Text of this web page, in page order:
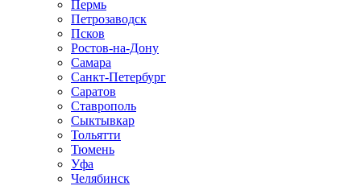
Пермь
Петрозаводск
Псков
Ростов-на-Дону
Самара
Санкт-Петербург
Саратов
Ставрополь
Сыктывкар
Тольятти
Тюмень
Уфа
Челябинск